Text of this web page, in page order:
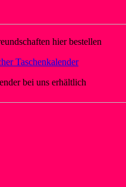
hier bestellen
bei uns erhältlich